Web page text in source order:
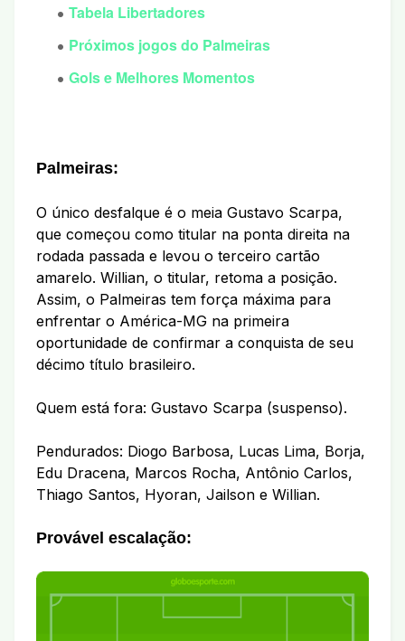
Tabela Libertadores
Próximos jogos do Palmeiras
Gols e Melhores Momentos
Palmeiras:
O único desfalque é o meia Gustavo Scarpa,
que começou como titular na ponta direita na
rodada passada e levou o terceiro cartão
amarelo. Willian, o titular, retoma a posição.
Assim, o Palmeiras tem força máxima para
enfrentar o América-MG na primeira
oportunidade de confirmar a conquista de seu
décimo título brasileiro.
Quem está fora: Gustavo Scarpa (suspenso).
Pendurados: Diogo Barbosa, Lucas Lima, Borja,
Edu Dracena, Marcos Rocha, Antônio Carlos,
Thiago Santos, Hyoran, Jailson e Willian.
Provável escalação: